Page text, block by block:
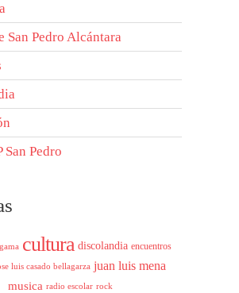
San Pedro Alcántara
San Pedro
cultura discolandia encuentros
luis casado bellagarza juan luis mena
musica radio escolar rock